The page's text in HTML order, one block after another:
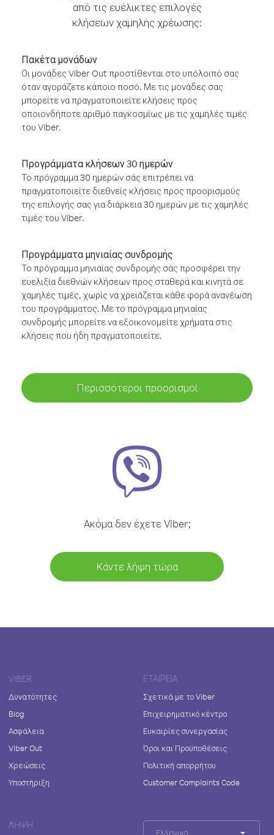
από τις ευέλικτες επιλογές
κλήσεων χαμηλής χρέωσης:
Πακέτα μονάδων
Οι μονάδες Viber Out προστίθενται στο υπόλοιπό σας
όταν αγοράζετε κάποιο ποσό. Με τις μονάδες σας
μπορείτε να πραγματοποιείτε κλήσεις προς
οποιονδήποτε αριθμό παγκοσμίως με τις χαμηλές τιμές
του Viber.
Προγράμματα κλήσεων 30 ημερών
Το πρόγραμμα 30 ημερών σάς επιτρέπει να
πραγματοποιείτε διεθνείς κλήσεις προς προορισμούς
της επιλογής σας για διάρκεια 30 ημερών με τις χαμηλές
τιμές του Viber.
Προγράμματα μηνιαίας συνδρομής
Το πρόγραμμα μηνιαίας συνδρομής σάς προσφέρει την
ευελιξία διεθνών κλήσεων προς σταθερά και κινητά σε
χαμηλές τιμές, χωρίς να χρειάζεται κάθε φορά ανανέωση
του προγράμματος. Με το πρόγραμμα μηνιαίας
συνδρομής μπορείτε να εξοικονομείτε χρήματα στις
κλήσεις που ήδη πραγματοποιείτε.
Περισσότεροι προορισμοί
Ακόμα δεν έχετε Viber;
Κάντε λήψη τώρα
VIBER
Δυνατότητες
Blog
Ασφάλεια
Viber Out
Χρεώσεις
Υποστήριξη
ΕΤΑΙΡΕΊΑ
Σχετικά με το Viber
Επιχειρηματικό κέντρο
Ευκαιρίες συνεργασίας
Όροι και Προϋποθέσεις
Πολιτική απορρήτου
Customer Complaints Code
ΛΉΨΗ
Ελληνικά